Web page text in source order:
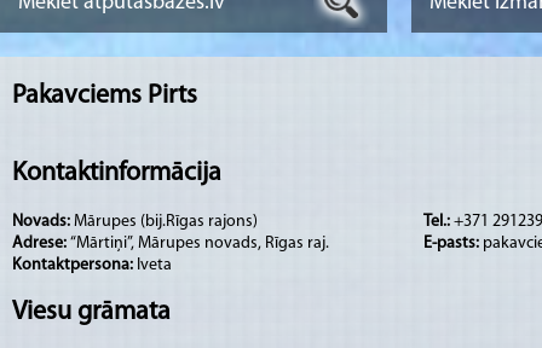
Pakavciems Pirts
Kontaktinformācija
Novads: Mārupes (bij.Rīgas rajons)
Adrese: “Mārtiņi”, Mārupes novads, Rīgas raj.
Kontaktpersona: Iveta
Tel.: +371
E-pasts:
Viesu grāmata